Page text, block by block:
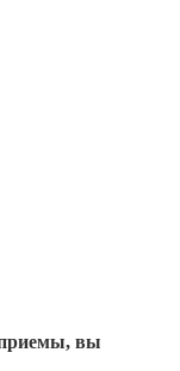
приемы, вы